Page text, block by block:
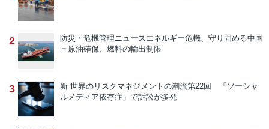
2 防災・危機管理ニュースエネルギー危機、守り固める中国
＝原油確保、燃料の輸出制限
3 新 世界のリスクマネジメントの潮流第22回 「ソーシャ
ルメディア依存症」で訴訟が多発